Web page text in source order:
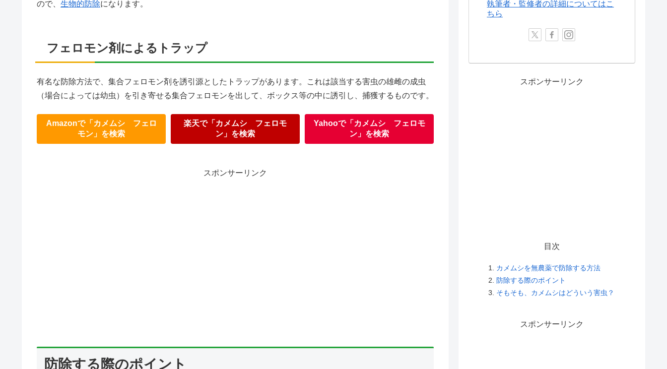
ので、 生物的防除になります。
フェロモン剤によるトラップ
有名な防除方法で、集合フェロモン剤を誘引源としたトラップがあります。これは該当する害虫の雄雌の成虫
（場合によっては幼虫）を引き寄せる集合フェロモンを出して、ボックス等の中に誘引し、捕獲するものです。
Amazonで「カメムシ フェロ
モン」を検索
楽天で「カメムシ フェロモ
ン」を検索
Yahooで「カメムシ フェロモ
ン」を検索
スポンサーリンク
防除する際のポイント
執筆者・監修者の詳細についてはこ
ちら
スポンサーリンク
目次
カメムシを無農薬で防除する方法
防除する際のポイント
そもそも、カメムシはどういう害虫？
スポンサーリンク